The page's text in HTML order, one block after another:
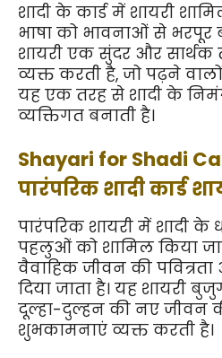
शादी के कार्ड में शायरी
भाषा को भावनाओं से भरपूर
शायरी एक सुंदर और
व्यक्त करती है, जो पढ़ने
यह एक तरह से शादी के
व्यक्तिगत बनाती है।
Shayari for Shadi
पारंपरिक शादी कार्ड
पारंपरिक शायरी में शादी
पहलुओं को शामिल किया
वैवाहिक जीवन की
दिया जाता है। यह शायरी
दूल्हा-दुल्हन की नए
शुभकामनाएं व्यक्त करती है।